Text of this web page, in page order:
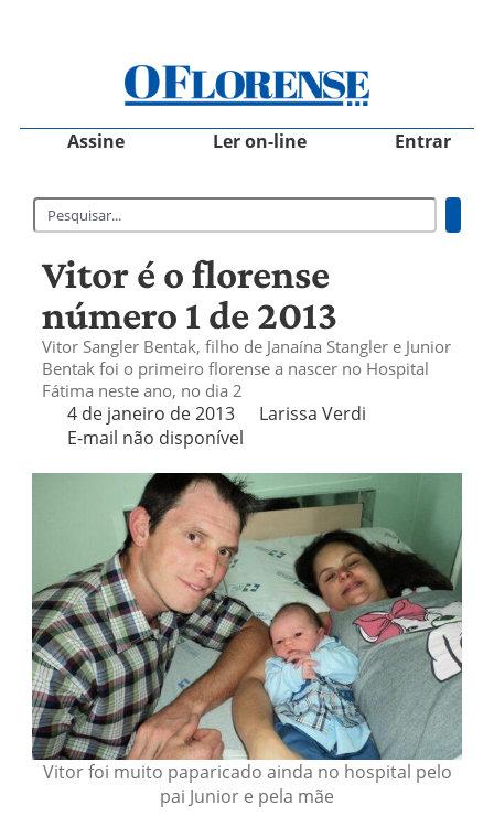
Assine Ler on-line Entrar
Vitor é o florense
número 1 de 2013
Vitor Sangler Bentak, filho de Janaína Stangler e Junior
Bentak foi o primeiro florense a nascer no Hospital
Fátima neste ano, no dia 2
4 de janeiro de 2013
Larissa Verdi
E-mail não disponível
Vitor foi muito paparicado ainda no hospital pelo
pai Junior e pela mãe